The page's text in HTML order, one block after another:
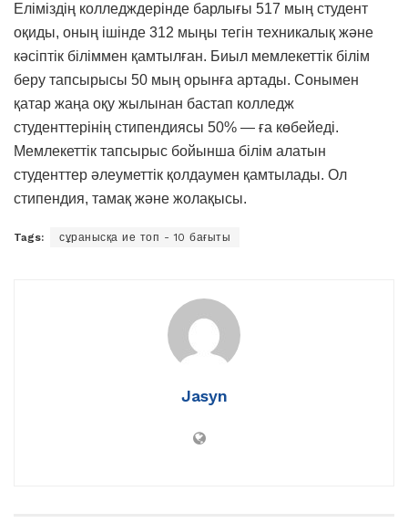
Еліміздің колледждерінде барлығы 517 мың студент
оқиды, оның ішінде 312 мыңы тегін техникалық және
кәсіптік біліммен қамтылған. Биыл мемлекеттік білім
беру тапсырысы 50 мың орынға артады. Сонымен
қатар жаңа оқу жылынан бастап колледж
студенттерінің стипендиясы 50% — ға көбейеді.
Мемлекеттік тапсырыс бойынша білім алатын
студенттер әлеуметтік қолдаумен қамтылады. Ол
стипендия, тамақ және жолақысы.
Tags: сұранысқа ие топ - 10 бағыты
Jasyn